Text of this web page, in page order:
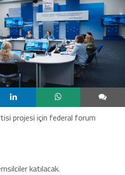
projesi için federal forum
katılacak.